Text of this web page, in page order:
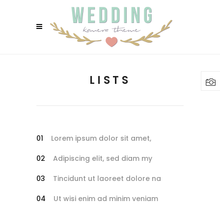
LISTS
Lorem ipsum dolor sit amet,
Adipiscing elit, sed diam my
Tincidunt ut laoreet dolore na
Ut wisi enim ad minim veniam